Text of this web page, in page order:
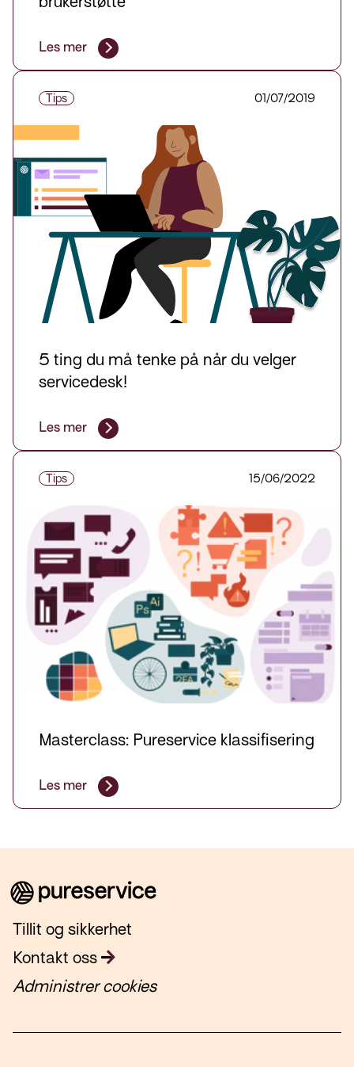
Les mer
Tips 01/07/2019
5 ting du må tenke på når du velger
servicedesk!
Les mer
Tips 15/06/2022
Masterclass: Pureservice klassifisering
Les mer
Tillit og sikkerhet
Kontakt oss
Administrer cookies